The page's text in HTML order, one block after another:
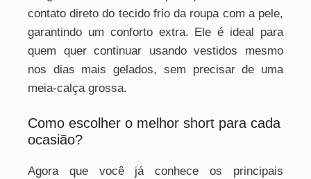
contato direto do tecido frio da roupa com a pele,
garantindo um conforto extra. Ele é ideal para
quem quer continuar usando vestidos mesmo
nos dias mais gelados, sem precisar de uma
meia-calça grossa.
Como escolher o melhor short para cada
ocasião?
Agora que você já conhece os principais